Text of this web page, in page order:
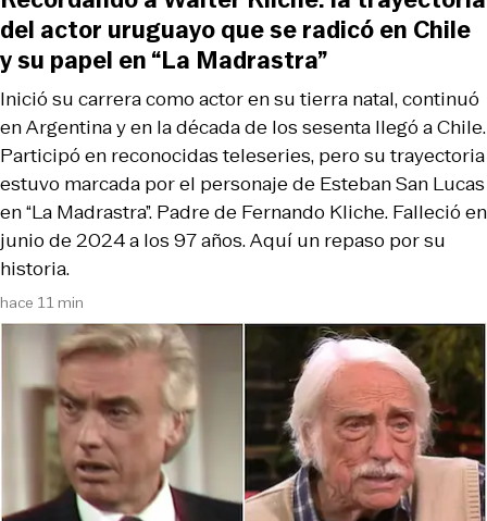
hace 11 min
Inició su carrera como actor en su tierra natal, continuó
en Argentina y en la década de los sesenta llegó a Chile.
Participó en reconocidas teleseries, pero su trayectoria
estuvo marcada por el personaje de Esteban San Lucas
en “La Madrastra”. Padre de Fernando Kliche. Falleció en
junio de 2024 a los 97 años. Aquí un repaso por su
historia.
del actor uruguayo que se radicó en Chile
y su papel en “La Madrastra”